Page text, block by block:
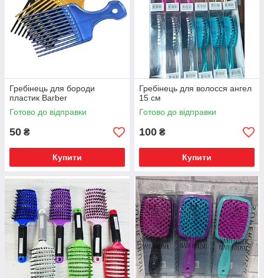
Гребінець для бороди
пластик Barber
Готово до відправки
50 ₴
Купити
Гребінець для волосся ангел
15 см
Готово до відправки
100 ₴
Купити